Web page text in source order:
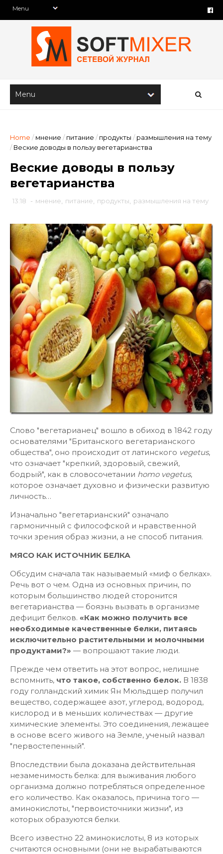
Home / мнение / питание / продукты / размышления на тему
/ Веские доводы в пользу вегетарианства
Веские доводы в пользу
вегетарианства
13:18 - мнение питание продукты размышления на тему
Слово "вегетарианец" вошло в обиход в 1842 году
основателями "Британского вегетарианского
общества", оно происходит от латинского vegetus,
что означает "крепкий, здоровый, свежий,
бодрый", как в словосочетании homo vegetus,
которое означает духовно и физически развитую
личность…
Изначально "вегетарианский" означало
гармоничный с философской и нравственной
точки зрения образ жизни, а не способ питания.
МЯСО КАК ИСТОЧНИК БЕЛКА
Обсудим сначала так называемый «миф о белках».
Речь вот о чем. Одна из основных причин, по
которым большинство людей сторонится
вегетарианства — боязнь вызвать в организме
дефицит белков. «Как можно получить все
необходимые качественные белки, питаясь
исключительно растительными и молочными
продуктами?» — вопрошают такие люди.
Прежде чем ответить на этот вопрос, нелишне
вспомнить, что такое, собственно белок. В 1838
году голландский химик Ян Мюльдщер получил
вещество, содержащее азот, углерод, водород,
кислород и в меньших количествах — другие
химические элементы. Это соединения, лежащее
в основе всего живого на Земле, ученый назвал
"первостепенный".
Впоследствии была доказана действительная
незаменимость белка: для выживания любого
организма должно потребляться определенное
его количество. Как оказалось, причина того —
аминокислоты, "первоисточники жизни", из
которых образуются белки.
Всего известно 22 аминокислоты, 8 из которых
считаются основными (они не вырабатываются